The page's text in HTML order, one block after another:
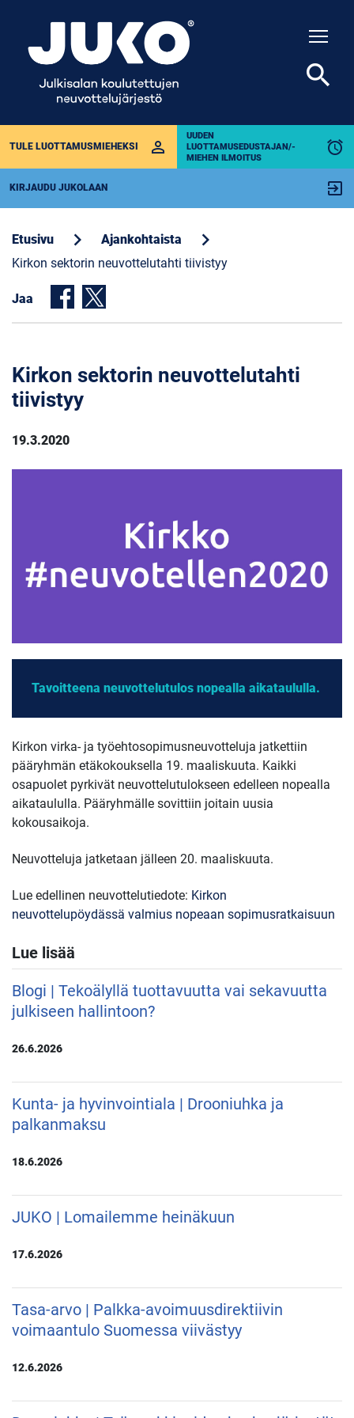
TULE LUOTTAMUSMIEHEKSI perm_identity
UUDEN
LUOTTAMUSEDUSTAJAN/-
MIEHEN ILMOITUS
alarm
KIRJAUDU JUKOLAAN exit_to_app
search
Etusivu chevron_right Ajankohtaista chevron_right
Kirkon sektorin neuvottelutahti tiivistyy
Jaa
Kirkon sektorin neuvottelutahti
tiivistyy
19.3.2020
Tavoitteena neuvottelutulos nopealla aikataululla.
Kirkon virka- ja työehtosopimusneuvotteluja jatkettiin
pääryhmän etäkokouksella 19. maaliskuuta. Kaikki
osapuolet pyrkivät neuvottelutulokseen edelleen nopealla
aikataululla. Pääryhmälle sovittiin joitain uusia
kokousaikoja.
Neuvotteluja jatketaan jälleen 20. maaliskuuta.
Lue edellinen neuvottelutiedote: Kirkon
neuvottelupöydässä valmius nopeaan sopimusratkaisuun
Lue lisää
Blogi | Tekoälyllä tuottavuutta vai sekavuutta
julkiseen hallintoon?
26.6.2026
Kunta- ja hyvinvointiala | Drooniuhka ja
palkanmaksu
18.6.2026
JUKO | Lomailemme heinäkuun
17.6.2026
Tasa-arvo | Palkka-avoimuusdirektiivin
voimaantulo Suomessa viivästyy
12.6.2026